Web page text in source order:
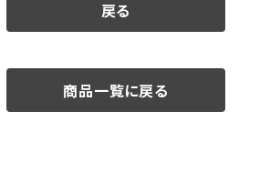
戻る
商品一覧に戻る